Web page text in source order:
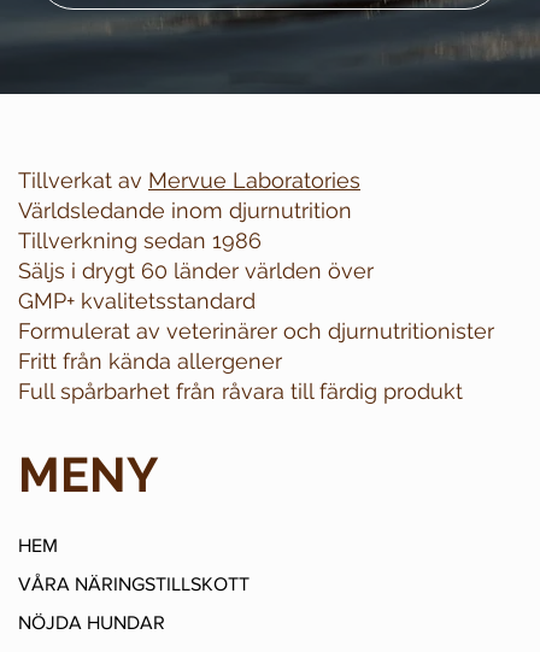
Tillverkat av Mervue Laboratories
Världsledande inom djurnutrition
Tillverkning sedan 1986
Säljs i drygt 60 länder världen över
GMP+ kvalitetsstandard
Formulerat av veterinärer och djurnutritionister
Fritt från kända allergener
Full spårbarhet från råvara till färdig produkt
MENY
HEM
VÅRA NÄRINGSTILLSKOTT
NÖJDA HUNDAR